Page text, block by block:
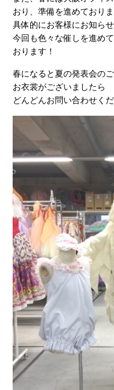
おり、準備を進めておりま
具体的にお客様にお知ら
今回も色々な催しを進めて
おります！
春になると夏の発表会の
お衣裳がございましたら
どんどんお問い合わせく